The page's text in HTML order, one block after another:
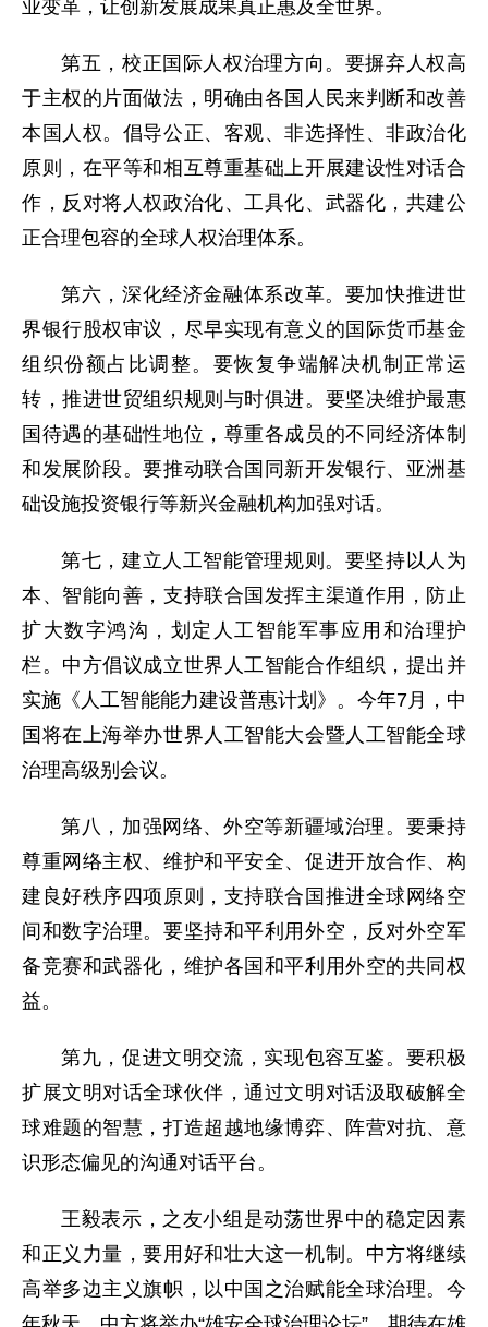
业变革，让创新发展成果真正惠及全世界。
第五，校正国际人权治理方向。要摒弃人权高
于主权的片面做法，明确由各国人民来判断和改善
本国人权。倡导公正、客观、非选择性、非政治化
原则，在平等和相互尊重基础上开展建设性对话合
作，反对将人权政治化、工具化、武器化，共建公
正合理包容的全球人权治理体系。
第六，深化经济金融体系改革。要加快推进世
界银行股权审议，尽早实现有意义的国际货币基金
组织份额占比调整。要恢复争端解决机制正常运
转，推进世贸组织规则与时俱进。要坚决维护最惠
国待遇的基础性地位，尊重各成员的不同经济体制
和发展阶段。要推动联合国同新开发银行、亚洲基
础设施投资银行等新兴金融机构加强对话。
第七，建立人工智能管理规则。要坚持以人为
本、智能向善，支持联合国发挥主渠道作用，防止
扩大数字鸿沟，划定人工智能军事应用和治理护
栏。中方倡议成立世界人工智能合作组织，提出并
实施《人工智能能力建设普惠计划》。今年7月，中
国将在上海举办世界人工智能大会暨人工智能全球
治理高级别会议。
第八，加强网络、外空等新疆域治理。要秉持
尊重网络主权、维护和平安全、促进开放合作、构
建良好秩序四项原则，支持联合国推进全球网络空
间和数字治理。要坚持和平利用外空，反对外空军
备竞赛和武器化，维护各国和平利用外空的共同权
益。
第九，促进文明交流，实现包容互鉴。要积极
扩展文明对话全球伙伴，通过文明对话汲取破解全
球难题的智慧，打造超越地缘博弈、阵营对抗、意
识形态偏见的沟通对话平台。
王毅表示，之友小组是动荡世界中的稳定因素
和正义力量，要用好和壮大这一机制。中方将继续
高举多边主义旗帜，以中国之治赋能全球治理。今